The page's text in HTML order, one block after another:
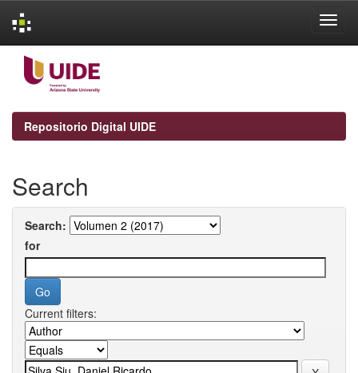
navigation
Repositorio Digital UIDE
Search
Search:
for
Current filters: